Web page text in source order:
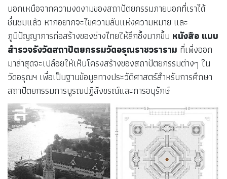
นอกเหนือจากความงดงามของสถาปัตยกรรมภายนอกที่เราได้
ชื่นชมแล้ว หากอยากจะไขความลับแห่งความหมาย และ
ภูมิปัญญาการก่อสร้างของช่างไทยให้ลึกซึ้งมากขึ้น หนังสือ แบบ
สำรวจรังวัดสถาปัตยกรรมวัดอรุณราชวราราม ที่เพิ่งออก
มาล่าสุดจะเปลือยให้เห็นโครงสร้างของสถาปัตยกรรมต่างๆ ใน
วัดอรุณฯ เพื่อเป็นฐานข้อมูลทางประวัติศาสตร์สำหรับการศึกษา
สถาปัตยกรรมการบูรณปฏิสังขรณ์และการอนุรักษ์